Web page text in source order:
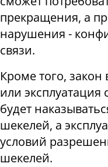
прекращения, а
нарушения -
связи.
Кроме того,
или
будет
шекелей, а
условий
шекелей.